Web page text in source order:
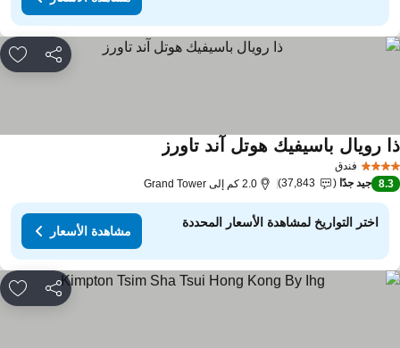
مشاركة
فندق
رويال باسيفيك هوتل آند تاورز
8.3 جيد جدًا 37,843 2.0 كم إلى Grand Tower
اختر التواريخ لمشاهدة الأسعار المحددة
مشاهدة الأسعار
مشاركة